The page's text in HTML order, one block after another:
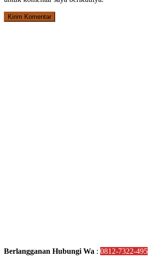
Berlangganan Hubungi Wa : 0812-7322-495